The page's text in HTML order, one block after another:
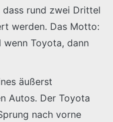
rund zwei Drittel
werden. Das Motto:
wenn Toyota, dann
äußerst
Autos. Der Toyota
nach vorne